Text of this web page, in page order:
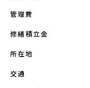
管理費
修繕積立金
所在地
交通